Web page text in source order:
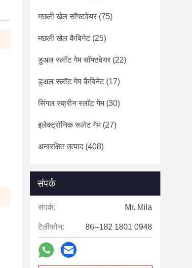
मछली खेल सॉफ्टवेयर (75)
मछली खेल कैबिनेट(25)
डुअल स्लॉट गेम सॉफ्टवेयर (22)
डुअल स्लॉट गेम कैबिनेट(17)
सिंगल स्क्रीन स्लॉट गेम(30)
इलेक्ट्रॉनिक रूलेट गेम(27)
अनारक्षित उत्पाद(408)
संपर्क
संपर्क: Mr. Mila
टेलीफोन: 86--182 1801 0948